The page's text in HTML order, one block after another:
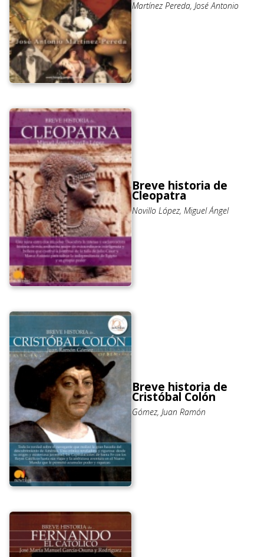
Martínez Pereda, José Antonio
Breve historia de
Cleopatra
Novillo López, Miguel Ángel
Breve historia de
Cristóbal Colón
Gómez, Juan Ramón